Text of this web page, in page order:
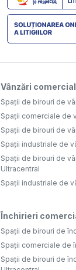
Vânzări comercial
Spații de birouri de
Spații comerciale de
Spații de birouri de
Spații industriale de
Spații de birouri de
Ultracentral
Spații industriale de
Închirieri
Spații de birouri de
Spații comerciale de
Spații de birouri de